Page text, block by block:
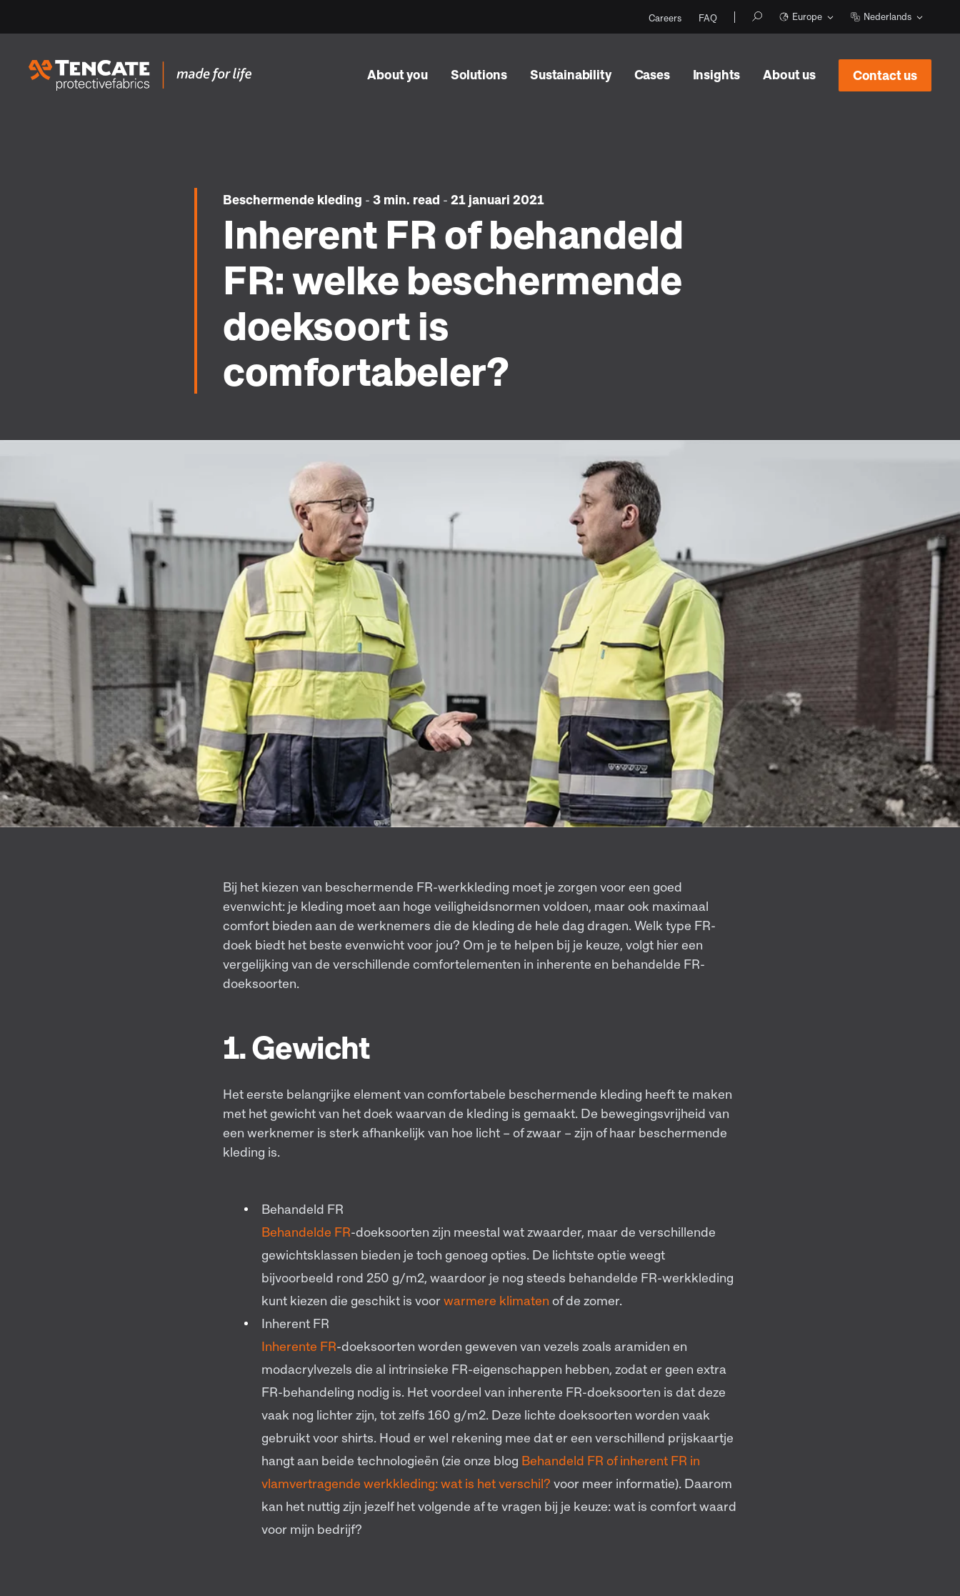
Careers FAQ Europe Nederlands
About you Solutions Sustainability Cases Insights About us Contact us
Beschermende kleding - 3 min. read - 21 januari 2021
Inherent FR of behandeld
FR: welke beschermende
doeksoort is
comfortabeler?
Bij het kiezen van beschermende FR-werkkleding moet je zorgen voor een goed
evenwicht: je kleding moet aan hoge veiligheidsnormen voldoen, maar ook maximaal
comfort bieden aan de werknemers die de kleding de hele dag dragen. Welk type FR-
doek biedt het beste evenwicht voor jou? Om je te helpen bij je keuze, volgt hier een
vergelijking van de verschillende comfortelementen in inherente en behandelde FR-
doeksoorten.
1. Gewicht
Het eerste belangrijke element van comfortabele beschermende kleding heeft te maken
met het gewicht van het doek waarvan de kleding is gemaakt. De bewegingsvrijheid van
een werknemer is sterk afhankelijk van hoe licht – of zwaar – zijn of haar beschermende
kleding is.
Behandeld FR
Behandelde FR-doeksoorten zijn meestal wat zwaarder, maar de verschillende
gewichtsklassen bieden je toch genoeg opties. De lichtste optie weegt
bijvoorbeeld rond 250 g/m2, waardoor je nog steeds behandelde FR-werkkleding
kunt kiezen die geschikt is voorwarmere klimaten of de zomer.
Inherent FR
Inherente FR-doeksoorten worden geweven van vezels zoals aramiden en
modacrylvezels die al intrinsieke FR-eigenschappen hebben, zodat er geen extra
FR-behandeling nodig is. Het voordeel van inherente FR-doeksoorten is dat deze
vaak nog lichter zijn, tot zelfs 160 g/m2. Deze lichte doeksoorten worden vaak
gebruikt voor shirts. Houd er wel rekening mee dat er een verschillend prijskaartje
hangt aan beide technologieën (zie onze blog Behandeld FR of inherent FR in
vlamvertragende werkkleding: wat is het verschil? voor meer informatie). Daarom
kan het nuttig zijn jezelf het volgende af te vragen bij je keuze: wat is comfort waard
voor mijn bedrijf?